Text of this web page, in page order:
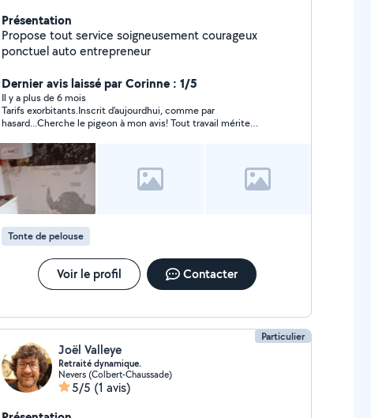
Présentation
Propose tout service soigneusement courageux
ponctuel auto entrepreneur
Dernier avis laissé par Corinne : 1/5
Il y a plus de 6 mois
Tarifs exorbitants.Inscrit d'aujourdhui, comme par
hasard...Cherche le pigeon à mon avis! Tout travail mérite
Et le tarif le plus cher -et de loin ! parmi les propositions
reçues! Il ne faut pas exagérer! Si on vient sur ce site, c'est pour
payer moins cher , pas pour se faire allumer par quelqu'un
comme vous!
Tonte de pelouse
Voir le profil Contacter
Particulier
Joël Valleye
Retraité dynamique.
Nevers (Colbert-Chaussade)
5/5 (1 avis)